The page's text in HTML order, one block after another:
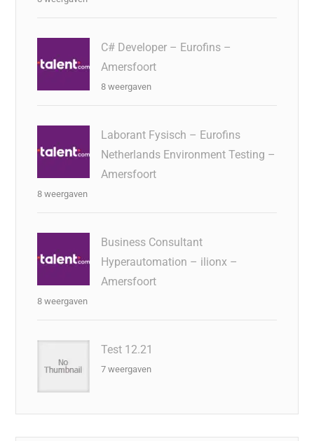
C# Developer – Eurofins –
Amersfoort
8 weergaven
Laborant Fysisch – Eurofins
Netherlands Environment Testing –
Amersfoort
8 weergaven
Business Consultant
Hyperautomation – ilionx –
Amersfoort
8 weergaven
Test 12.21
7 weergaven